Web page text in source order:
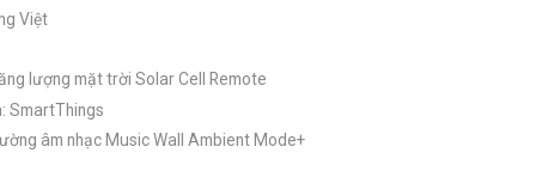
Việt
lượng mặt trời Solar Cell Remote
SmartThings
âm nhạc Music Wall Ambient Mode+